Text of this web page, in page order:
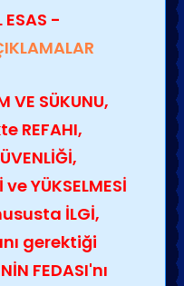
ESAS -
VE SÜKUNU,
REFAHI,
ve YÜKSELMESİ
İLGİ,
gerektiği
FEDASI'nı